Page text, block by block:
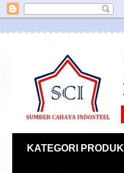
KATEGORI PRODUK